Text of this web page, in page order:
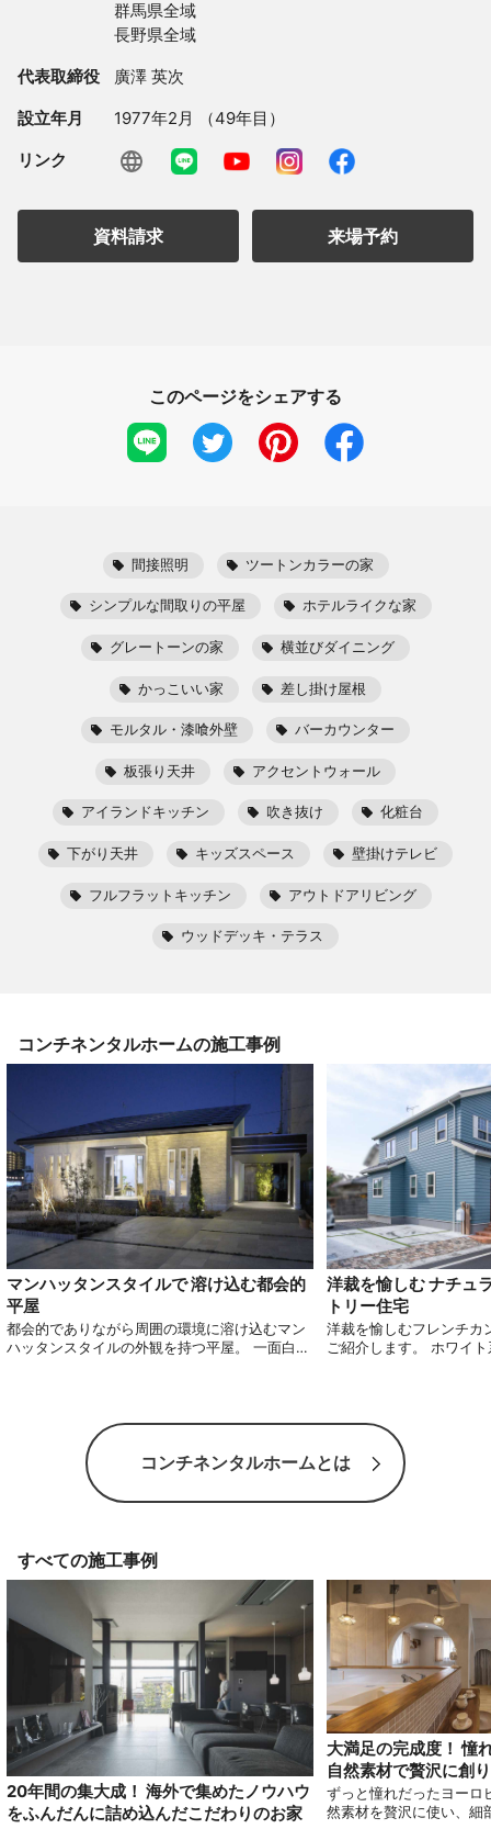
群馬県全域
長野県全域
代表取締役 廣澤 英次
設立年月 1977年2月 （49年目）
リンク
資料請求 来場予約
このページをシェアする
間接照明 ツートンカラーの家
シンプルな間取りの平屋 ホテルライクな家
グレートーンの家 横並びダイニング
かっこいい家 差し掛け屋根
モルタル・漆喰外壁 バーカウンター
板張り天井 アクセントウォール
アイランドキッチン 吹き抜け 化粧台
下がり天井 キッズスペース 壁掛けテレビ
フルフラットキッチン アウトドアリビング
ウッドデッキ・テラス
コンチネンタルホームの施工事例
マンハッタンスタイルで 溶け込む都会的
平屋
都会的でありながら周囲の環境に溶け込むマン
ハッタンスタイルの外観を持つ平屋。 一面白い
洋裁を愉しむ ナチュ
トリー住宅
洋裁を愉しむフレンチカ
ご紹介します。 ホワイ
てください。
コンチネンタルホームとは
すべての施工事例
20年間の集大成！ 海外で集めたノウハウ
をふんだんに詰め込んだこだわりのお家
大満足の完成度！ 憧
自然素材で贅沢に創
ずっと憧れだったヨーロ
然素材を贅沢に使い、細